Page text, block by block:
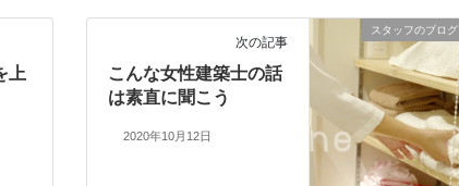
上
スタッフのブログ
次の記事
こんな女性建築士の話
は素直に聞こう
2020年10月12日